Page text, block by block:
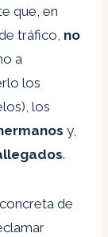
que, en
tráfico, no
a
los
los
y,
.
de